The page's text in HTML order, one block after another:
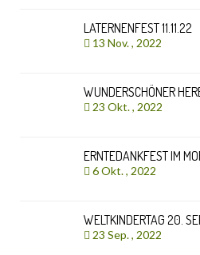
LATERNENFEST 11.11.22
13 Nov. , 2022
WUNDERSCHÖNER
23 Okt. , 2022
ERNTEDANKFEST IM
6 Okt. , 2022
WELTKINDERTAG 20.
23 Sep. , 2022